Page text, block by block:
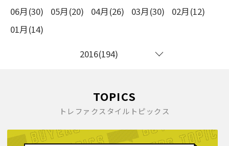
06月(30)
05月(20) 04月(26) 03月(30)
02月(12)
01月(14)
2016(194)
TOPICS
トレファクスタイルトピックス